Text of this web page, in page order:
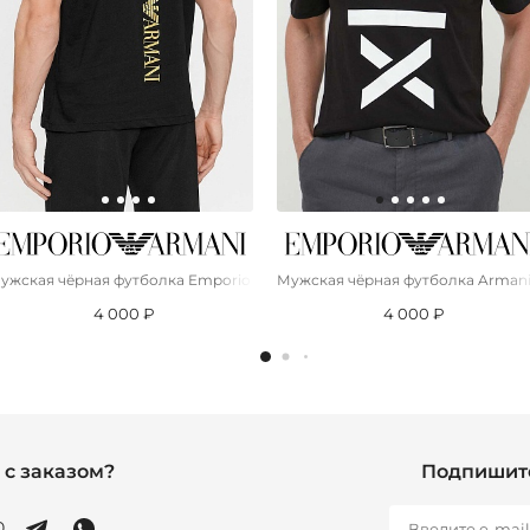
Ventus
чёрная футболка Emporio Armani 7 logo-print
4 000 ₽
Мужская чёрная футболка
4 000 ₽
заказом?